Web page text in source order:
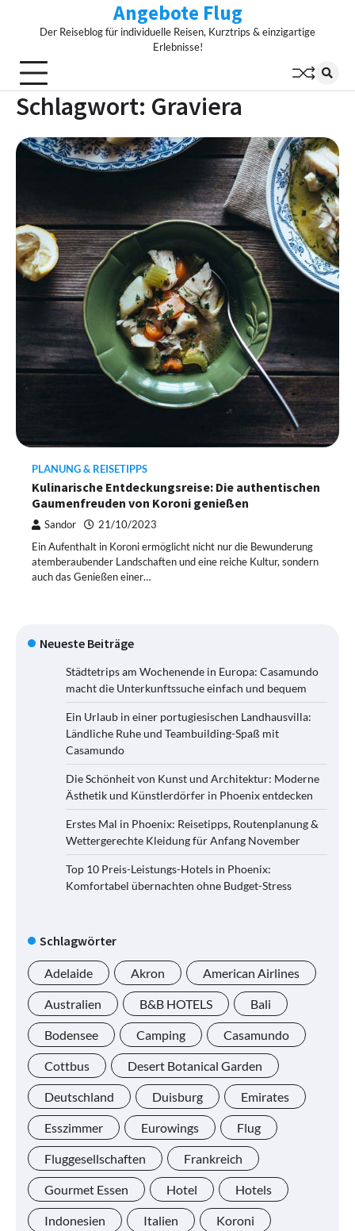
Angebote Flug
Der Reiseblog für individuelle Reisen, Kurztrips & einzigartige
Erlebnisse!
Schlagwort: Graviera
PLANUNG & REISETIPPS
Kulinarische Entdeckungsreise: Die authentischen
Gaumenfreuden von Koroni genießen
Sandor 21/10/2023
Ein Aufenthalt in Koroni ermöglicht nicht nur die Bewunderung
atemberaubender Landschaften und eine reiche Kultur, sondern
auch das Genießen einer…
Neueste Beiträge
Städtetrips am Wochenende in Europa: Casamundo
macht die Unterkunftssuche einfach und bequem
Ein Urlaub in einer portugiesischen Landhausvilla:
Ländliche Ruhe und Teambuilding-Spaß mit
Casamundo
Die Schönheit von Kunst und Architektur: Moderne
Ästhetik und Künstlerdörfer in Phoenix entdecken
Erstes Mal in Phoenix: Reisetipps, Routenplanung &
Wettergerechte Kleidung für Anfang November
Top 10 Preis-Leistungs-Hotels in Phoenix:
Komfortabel übernachten ohne Budget-Stress
Schlagwörter
Adelaide Akron American Airlines
Australien B&B HOTELS Bali
Bodensee Camping Casamundo
Cottbus Desert Botanical Garden
Deutschland Duisburg Emirates
Esszimmer Eurowings Flug
Fluggesellschaften Frankreich
Gourmet Essen Hotel Hotels
Indonesien Italien Koroni